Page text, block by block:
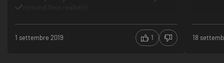
comandi linux realistici
1 settembre 2019
1
Musica
18